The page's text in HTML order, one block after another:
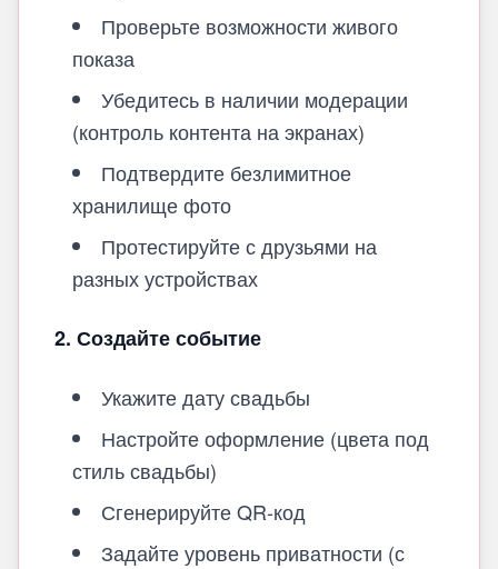
Проверьте возможности живого
показа
Убедитесь в наличии модерации
(контроль контента на экранах)
Подтвердите безлимитное
хранилище фото
Протестируйте с друзьями на
разных устройствах
2. Создайте событие
Укажите дату свадьбы
Настройте оформление (цвета под
стиль свадьбы)
Сгенерируйте QR-код
Задайте уровень приватности (с